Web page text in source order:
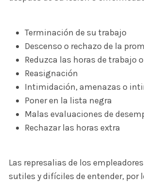
Terminación de su trabajo
Descenso o rechazo de la
Reduzca las horas de trabajo
Reasignación
Intimidación, amenazas o
Poner en la lista negra
Malas evaluaciones de
Rechazar las horas extra
Las represalias de los
sutiles y difíciles de entender, por